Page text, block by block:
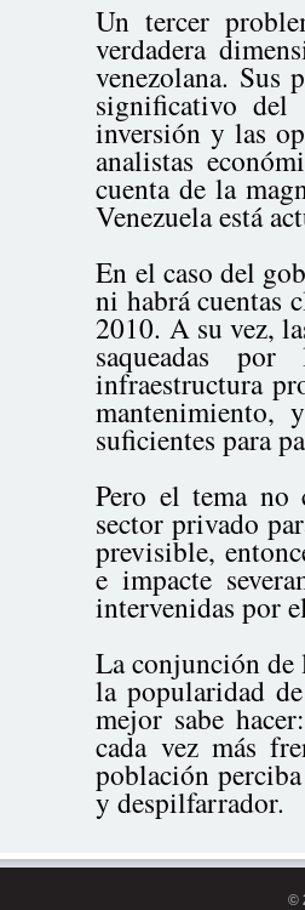
Un tercer
verdadera
venezolana. Sus
significativo del
inversión y las
analistas
cuenta de la
Venezuela está
En el caso del
ni habrá cuentas
2010. A su vez,
saqueadas
infraestructura
mantenimiento,
suficientes para
Pero el tema no
sector privado
previsible,
e impacte
intervenidas
La conjunción de
la popularidad
mejor sabe
cada vez más
población
y
©